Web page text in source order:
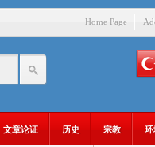
Home Page
文章论证 历史 宗教 环